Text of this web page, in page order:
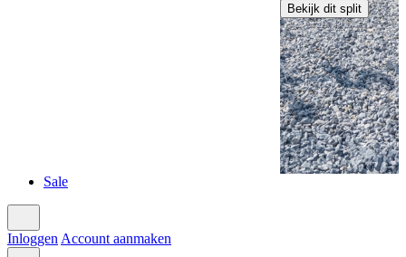
Bekijk dit split
Sale
InloggenAccount aanmaken